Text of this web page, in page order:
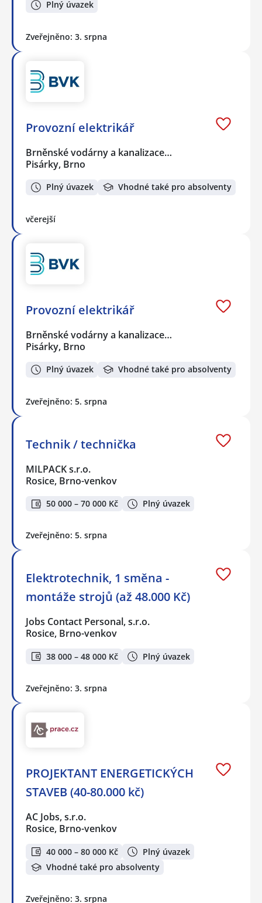
Plný úvazek
Zveřejněno: 3. srpna
Provozní elektrikář
Brněnské vodárny a kanalizace…
Pisárky, Brno
Plný úvazek Vhodné také pro absolventy
včerejší
Provozní elektrikář
Brněnské vodárny a kanalizace…
Pisárky, Brno
Plný úvazek Vhodné také pro absolventy
Zveřejněno: 5. srpna
Technik / technička
MILPACK s.r.o.
Rosice, Brno-venkov
50 000 – 70 000 Kč Plný úvazek
Zveřejněno: 5. srpna
Elektrotechnik, 1 směna -
montáže strojů (až 48.000 Kč)
Jobs Contact Personal, s.r.o.
Rosice, Brno-venkov
38 000 – 48 000 Kč Plný úvazek
Zveřejněno: 3. srpna
PROJEKTANT ENERGETICKÝCH
STAVEB (40-80.000 kč)
AC Jobs, s.r.o.
Rosice, Brno-venkov
40 000 – 80 000 Kč
Plný úvazek
Vhodné také pro absolventy
Zveřejněno: 3. srpna